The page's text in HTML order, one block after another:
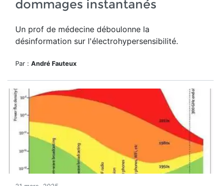
dommages instantanés
Un prof de médecine déboulonne la
désinformation sur l'électrohypersensibilité.
Par : André Fauteux